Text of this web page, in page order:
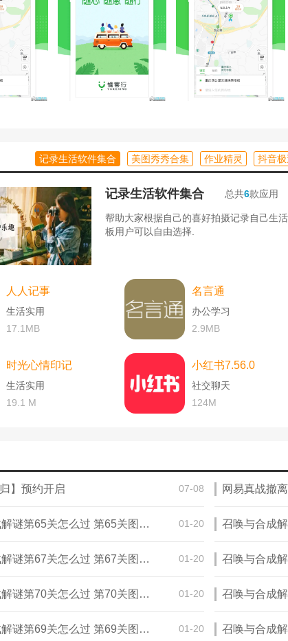
盖重庆地区众多车站，实现二级以上车站全覆盖。有了愉客行
一开始就顺畅无忧，省心又省力，是你出行购票的贴心好帮手。
记录生活软件集合 美图秀秀合集 作业精灵 抖音
记录生活软件集合 总共6款应用
帮助大家根据自己的喜好拍摄记录自己生
板用户可以自由选择.
人人记事
生活实用
17.1MB
名言通
办公学习
2.9MB
时光心情印记
生活实用
19.1 M
小红书7.56.0
社交聊天
124M
】预约开启 07-08 网易真战撤
召唤与合成解谜第65关怎么过 第65关图文通关攻略 01-20
召唤与合成解谜第67关怎么过 第67关图文通关攻略 01-20
召唤与合成解谜第70关怎么过 第70关图文通关攻略 01-20
召唤与合成解谜第69关怎么过 第69关图文通关攻略 01-20